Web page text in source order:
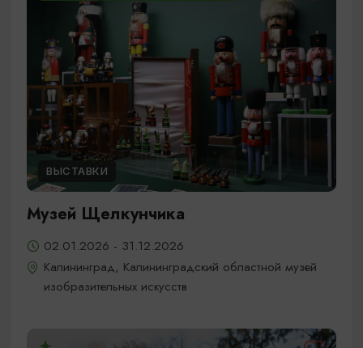
ВЫСТАВКИ
Музей Щелкунчика
02.01.2026 - 31.12.2026
Калининград, Калининградский областной музей
изобразительных искусств